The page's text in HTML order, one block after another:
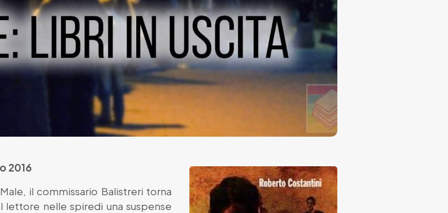
2016
il commissario Balistreri torna
lettore nelle spiredi una suspense